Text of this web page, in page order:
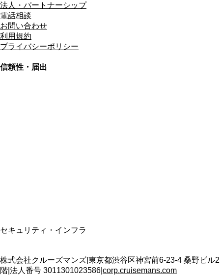
法人・パートナーシップ
電話相談
お問い合わせ
利用規約
プライバシーポリシー
信頼性・届出
セキュリティ・インフラ
株式会社クルーズマンズ 東京都渋谷区神宮前6-23-4 桑野ビル2
階 法人番号 3011301023586 corp.cruisemans.com